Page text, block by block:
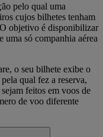
pelo qual uma
cujos bilhetes tenham
objetivo é disponibilizar
uma só companhia aérea
o seu bilhete exibe o
qual fez a reserva,
feitos em voos de
de voo diferente